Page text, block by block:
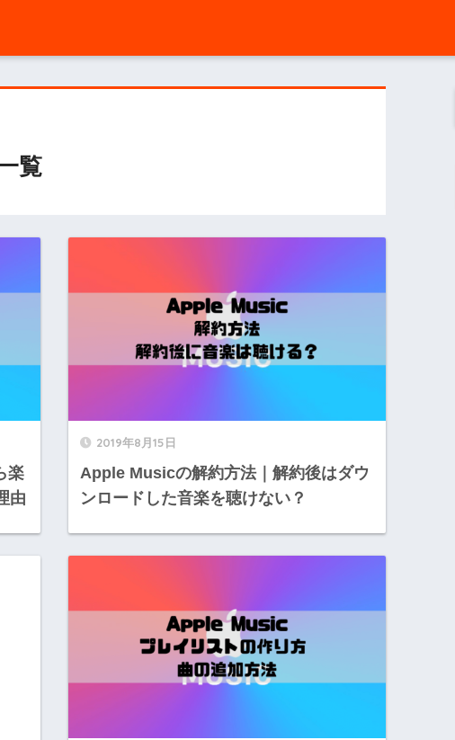
覧
楽
由
2019年8月15日
Apple Musicの解約方法｜解約後はダウ
ンロードした音楽を聴けない？